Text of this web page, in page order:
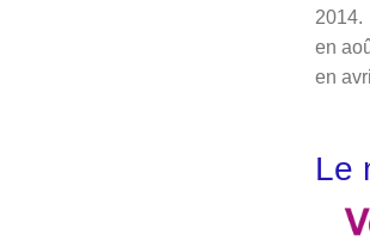
2014.
en
en
Le